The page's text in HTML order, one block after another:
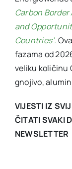
Carbon
and
Countries’.
fazama od
veliku količinu
gnojivo,
VIJESTI IZ
ČITATI SVAKI
NEWSLETTER